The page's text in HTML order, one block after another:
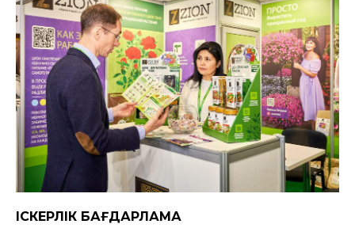
ІСКЕРЛІК БАҒДАРЛАМА